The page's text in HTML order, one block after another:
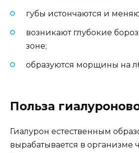
губы истончаются и
возникают глубокие
зоне;
образуются морщины на
Польза
Гиалурон естественным
вырабатывается в организме